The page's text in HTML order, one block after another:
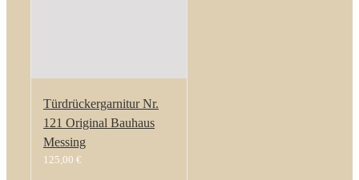
Türdrückergarnitur Nr.
121 Original Bauhaus
Messing
125,00 €